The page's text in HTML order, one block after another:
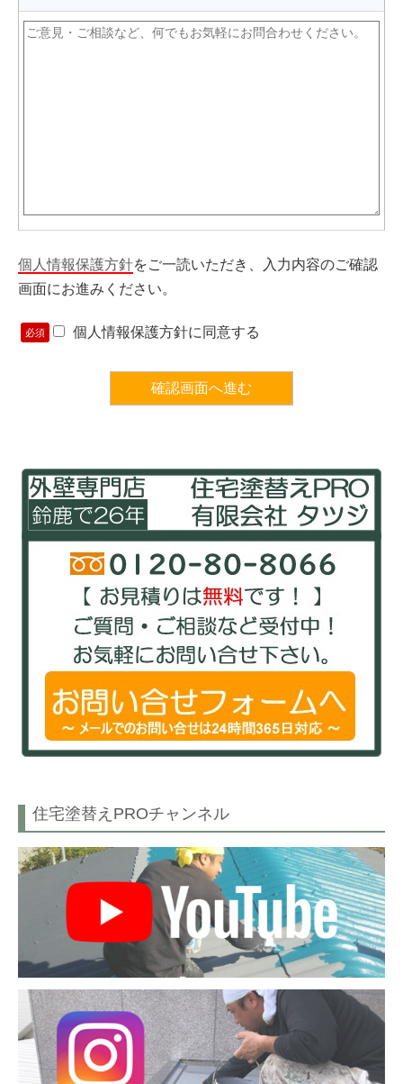
個人情報保護方針をご一読いただき、入力内容のご確認
画面にお進みください。
必須 個人情報保護方針に同意する
住宅塗替えPROチャンネル